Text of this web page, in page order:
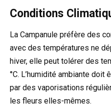
Conditions
La Campanule préfère des
avec des températures ne
hiver, elle peut tolérer des
°C. L’humidité ambiante doit
par des vaporisations
les fleurs elles-mêmes.